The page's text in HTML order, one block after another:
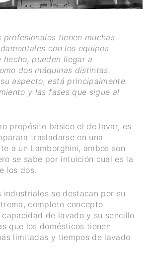
profesionales tienen muchas
con los equipos
hecho, pueden llegar a
dos máquinas distintas.
aspecto, está principalmente
y las fases que sigue al
propósito básico el de lavar, es
trasladarse en una
a un Lamborghini, ambos son
se sabe por intuición cuál es la
los dos.
industriales se destacan por su
completo concepto
de lavado y su sencillo
que los domésticos tienen
limitadas y tiempos de lavado